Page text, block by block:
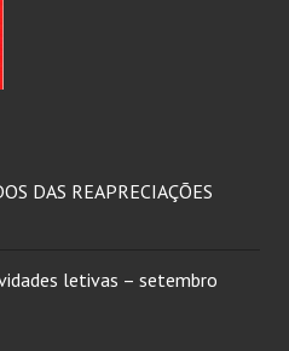
DAS REAPRECIAÇÕES
letivas – setembro